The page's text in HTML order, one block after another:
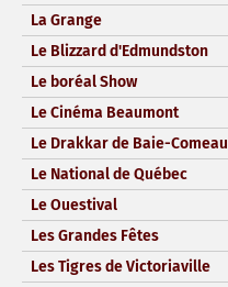
La Grange
Le Blizzard d'Edmundston
Le boréal Show
Le Cinéma Beaumont
Le Drakkar de Baie-Comeau
Le National de Québec
Le Ouestival
Les Grandes Fêtes
Les Tigres de Victoriaville